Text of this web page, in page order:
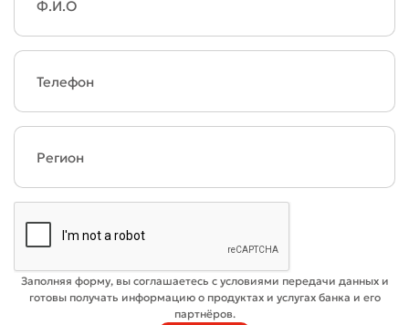
Заполняя форму, вы соглашаетесь с условиями передачи данных и
готовы получать информацию о продуктах и услугах банка и его
партнёров.